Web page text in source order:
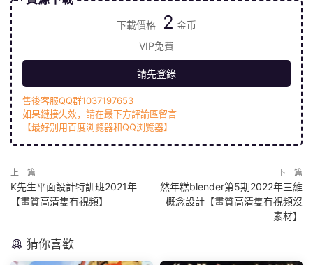
下載價格 2 金币
VIP免費
請先登錄
售後客服QQ群1037197653
如果鏈接失效，請在最下方評論區留言
【最好别用百度浏覽器和QQ浏覽器】
上一篇
K先生平面設計特訓班2021年
【畫質高清隻有視頻】
下一篇
然年糕blender第5期2022年三維
概念設計【畫質高清隻有視頻沒
素材】
猜你喜歡